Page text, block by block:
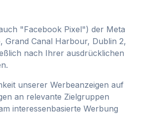
"Facebook Pixel") der Meta
Grand Canal Harbour, Dublin 2,
nach Ihrer ausdrücklichen
unserer Werbeanzeigen auf
an relevante Zielgruppen
interessenbasierte Werbung